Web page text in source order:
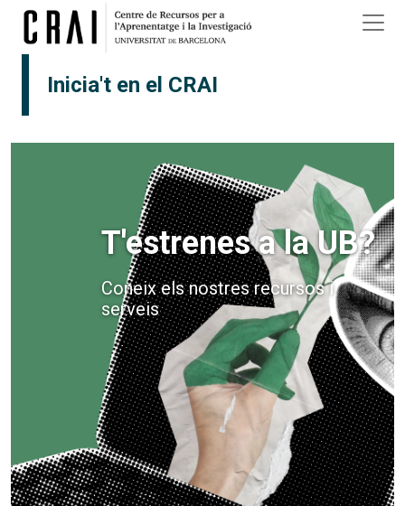
Vés al contingut
Inicia't en el CRAI
T'estrenes a la UB?
Coneix els nostres recursos i
serveis